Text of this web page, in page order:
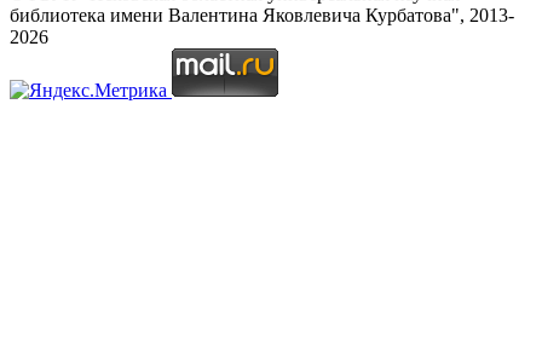
библиотека имени Валентина Яковлевича Курбатова", 2013-
2026